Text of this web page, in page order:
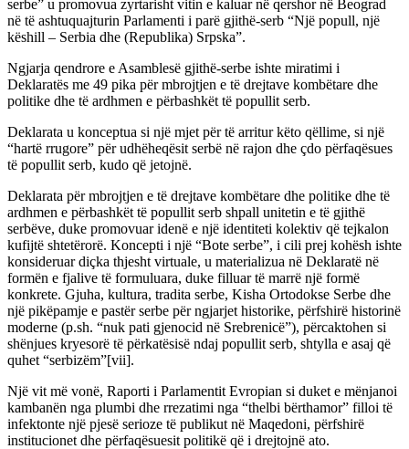
serbe” u promovua zyrtarisht vitin e kaluar në qershor në Beograd
në të ashtuquajturin Parlamenti i parë gjithë-serb “Një popull, një
këshill – Serbia dhe (Republika) Srpska”.
Ngjarja qendrore e Asamblesë gjithë-serbe ishte miratimi i
Deklaratës me 49 pika për mbrojtjen e të drejtave kombëtare dhe
politike dhe të ardhmen e përbashkët të popullit serb.
Deklarata u konceptua si një mjet për të arritur këto qëllime, si një
“hartë rrugore” për udhëheqësit serbë në rajon dhe çdo përfaqësues
të popullit serb, kudo që jetojnë.
Deklarata për mbrojtjen e të drejtave kombëtare dhe politike dhe të
ardhmen e përbashkët të popullit serb shpall unitetin e të gjithë
serbëve, duke promovuar idenë e një identiteti kolektiv që tejkalon
kufijtë shtetërorë. Koncepti i një “Bote serbe”, i cili prej kohësh ishte
konsideruar diçka thjesht virtuale, u materializua në Deklaratë në
formën e fjalive të formuluara, duke filluar të marrë një formë
konkrete. Gjuha, kultura, tradita serbe, Kisha Ortodokse Serbe dhe
një pikëpamje e pastër serbe për ngjarjet historike, përfshirë historinë
moderne (p.sh. “nuk pati gjenocid në Srebrenicë”), përcaktohen si
shënjues kryesorë të përkatësisë ndaj popullit serb, shtylla e asaj që
quhet “serbizëm”[vii].
Një vit më vonë, Raporti i Parlamentit Evropian si duket e mënjanoi
kambanën nga plumbi dhe rrezatimi nga “thelbi bërthamor” filloi të
infektonte një pjesë serioze të publikut në Maqedoni, përfshirë
institucionet dhe përfaqësuesit politikë që i drejtojnë ato.